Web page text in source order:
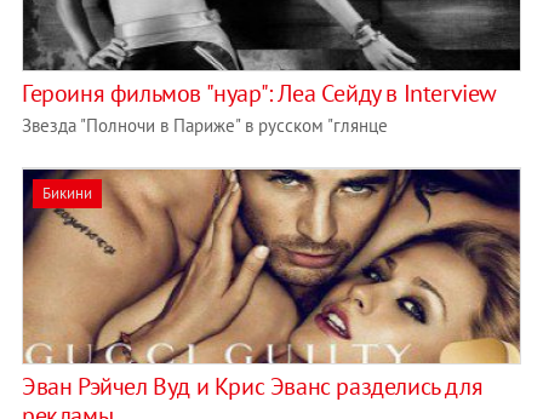
Героиня фильмов "нуар": Леа Cейду в Interview
Звезда "Полночи в Париже" в русском "глянце
Бикини
Эван Рэйчел Вуд и Крис Эванс разделись для